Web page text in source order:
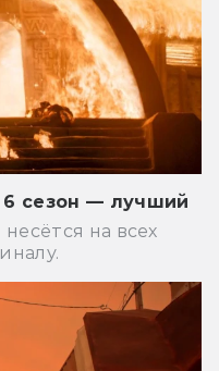
6 сезон — лучший
на всех